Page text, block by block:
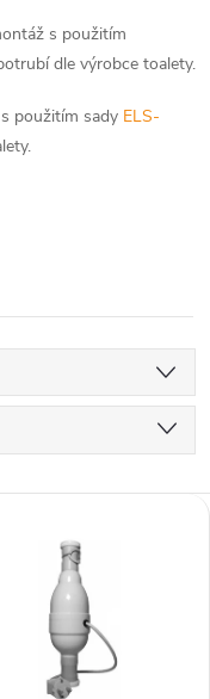
s použitím
dle výrobce toalety.
použitím sady ELS-